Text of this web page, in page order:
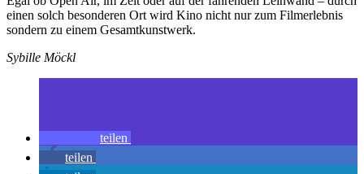
einen solch besonderen Ort wird Kino nicht nur zum Filmerlebnis
sondern zu einem Gesamtkunstwerk.
Sybille Möckl
teilen
teilen